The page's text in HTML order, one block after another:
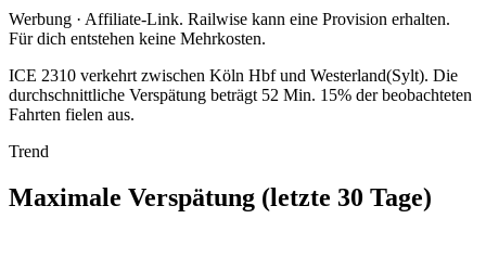
Werbung · Affiliate-Link. Railwise kann eine Provision erhalten.
Für dich entstehen keine Mehrkosten.
ICE 2310 verkehrt zwischen Köln Hbf und Westerland(Sylt). Die
durchschnittliche Verspätung beträgt 52 Min. 15% der beobachteten
Fahrten fielen aus.
Trend
Maximale Verspätung (letzte 30 Tage)